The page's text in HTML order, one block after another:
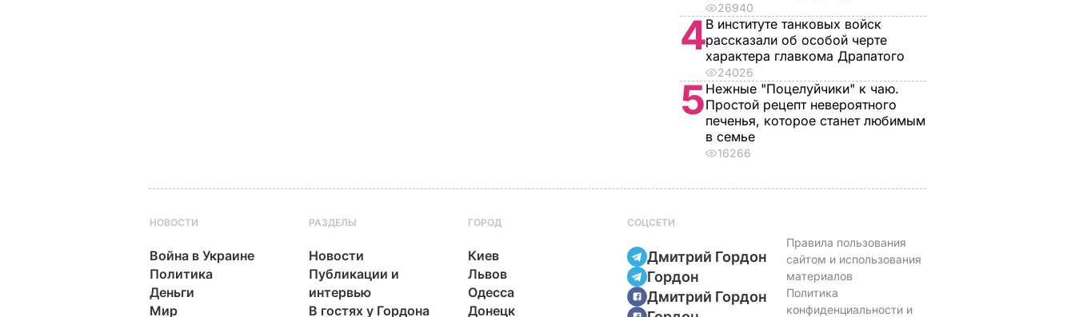
26940
4В институте танковых войск
рассказали об особой черте
характера главкома Драпатого
24026
5Нежные "Поцелуйчики" к чаю.
Простой рецепт невероятного
печенья, которое станет любимым
в семье
16266
НОВОСТИ
Война в Украине
Политика
Деньги
Мир
РАЗДЕЛЫ
Новости
Публикации и
интервью
В гостях у Гордона
ГОРОД
Киев
Львов
Одесса
Донецк
СОЦСЕТИ
Дмитрий Гордон
Гордон
Дмитрий Гордон
Правила пользования
сайтом и использования
материалов
Политика
конфиденциальности и